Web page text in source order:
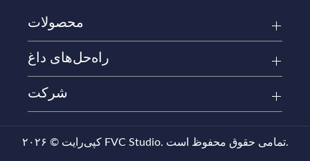
محصولات
راه‌حل‌های داغ
شرکت
کپی‌رایت © ۲۰۲۶ FVC Studio. تمامی حقوق محفوظ است.